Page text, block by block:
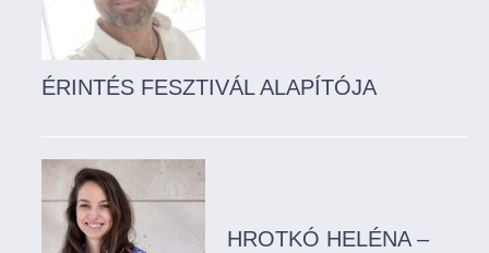
ÉRINTÉS FESZTIVÁL ALAPÍTÓJA
HROTKÓ HELÉNA –